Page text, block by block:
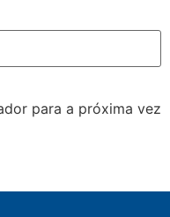
para a próxima vez